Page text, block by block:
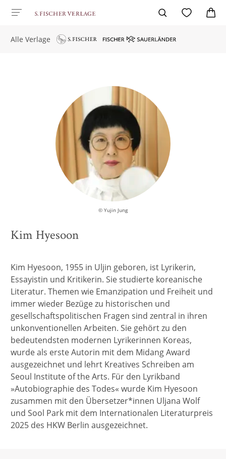
Alle Verlage
© Yujin Jung
Kim Hyesoon
Kim Hyesoon, 1955 in Uljin geboren, ist Lyrikerin,
Essayistin und Kritikerin. Sie studierte koreanische
Literatur. Themen wie Emanzipation und Freiheit und
immer wieder Bezüge zu historischen und
gesellschaftspolitischen Fragen sind zentral in ihren
unkonventionellen Arbeiten. Sie gehört zu den
bedeutendsten modernen Lyrikerinnen Koreas,
wurde als erste Autorin mit dem Midang Award
ausgezeichnet und lehrt Kreatives Schreiben am
Seoul Institute of the Arts. Für den Lyrikband
»Autobiographie des Todes« wurde Kim Hyesoon
zusammen mit den Übersetzer*innen Uljana Wolf
und Sool Park mit dem Internationalen Literaturpreis
2025 des HKW Berlin ausgezeichnet.